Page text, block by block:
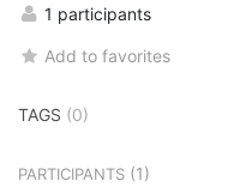
1 participants
Add to favorites
TAGS (0)
PARTICIPANTS (1)